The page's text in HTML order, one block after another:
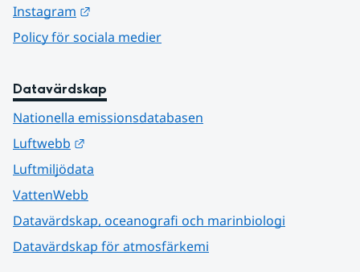
Instagram
Policy för sociala medier
Datavärdskap
Nationella emissionsdatabasen
Luftwebb
Luftmiljödata
VattenWebb
Datavärdskap, oceanografi och marinbiologi
Datavärdskap för atmosfärkemi